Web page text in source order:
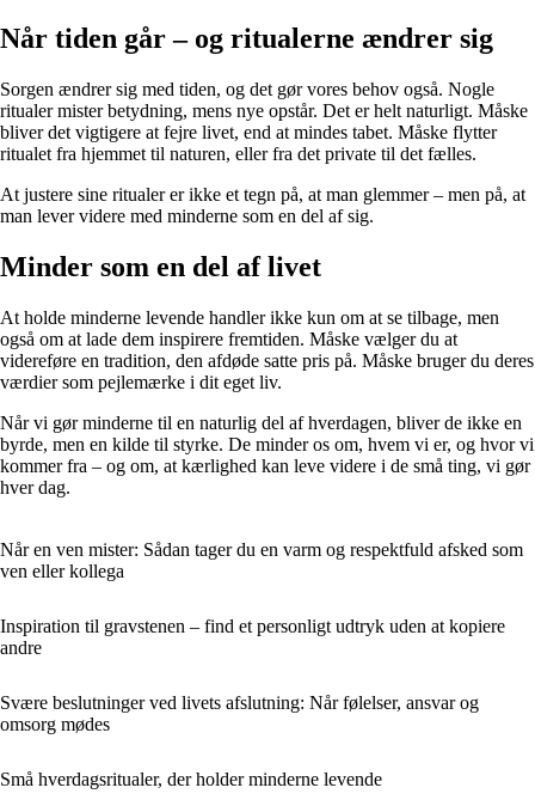
Når tiden går – og ritualerne ændrer sig
Sorgen ændrer sig med tiden, og det gør vores behov også. Nogle
ritualer mister betydning, mens nye opstår. Det er helt naturligt. Måske
bliver det vigtigere at fejre livet, end at mindes tabet. Måske flytter
ritualet fra hjemmet til naturen, eller fra det private til det fælles.
At justere sine ritualer er ikke et tegn på, at man glemmer – men på, at
man lever videre med minderne som en del af sig.
Minder som en del af livet
At holde minderne levende handler ikke kun om at se tilbage, men
også om at lade dem inspirere fremtiden. Måske vælger du at
videreføre en tradition, den afdøde satte pris på. Måske bruger du deres
værdier som pejlemærke i dit eget liv.
Når vi gør minderne til en naturlig del af hverdagen, bliver de ikke en
byrde, men en kilde til styrke. De minder os om, hvem vi er, og hvor vi
kommer fra – og om, at kærlighed kan leve videre i de små ting, vi gør
hver dag.
Når en ven mister: Sådan tager du en varm og respektfuld afsked som
ven eller kollega
Inspiration til gravstenen – find et personligt udtryk uden at kopiere
andre
Svære beslutninger ved livets afslutning: Når følelser, ansvar og
omsorg mødes
Små hverdagsritualer, der holder minderne levende